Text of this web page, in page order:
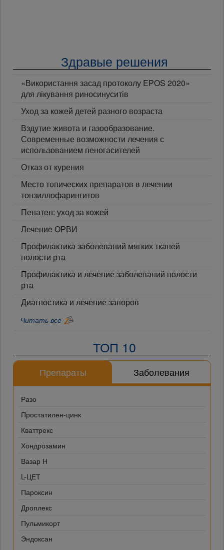
Здравые решения
«Використання засад протоколу EPOS 2020»
для лікування риносинуситів
Уход за кожей детей разного возраста
Вздутие живота и газообразование.
Современные возможности лечения с
использованием пеногасителей
Отказ от курения
Место топических препаратов в лечении
тонзиллофарингитов
Пенатен: уход за кожей
Лечение ОРВИ
Профилактика заболеваний мягких тканей
полости рта
Профилактика и лечение заболеваний полости
рта
Диагностика и лечение запоров
Читать все
ТОП 10
Препараты Заболевания
Разо
Простатилен-цинк
Кваттрекс
Хондрозамин
Вазар Н
L-ЦЕТ
Пароксин
Дроплекс
Пульмикорт
Эндоксан